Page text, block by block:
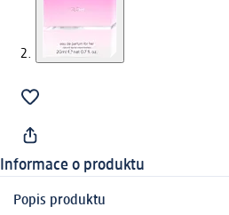
Informace o produktu
Popis produktu